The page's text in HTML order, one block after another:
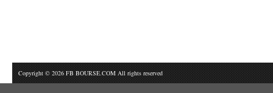
Copyright © 2026 FB BOURSE.COM All rights reserved